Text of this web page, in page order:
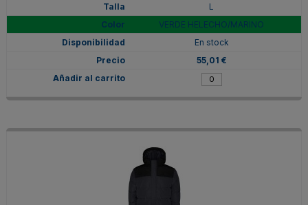
L
VERDE HELECHO/MARINO
En stock
55,01 €